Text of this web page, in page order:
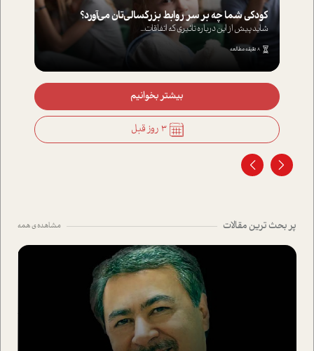
کودکی شما چه بر سر روابط بزرگسالی‌تان می‌آورد؟
شاید پیش از این درباره تاثیری که اتفاقات...
8 دقیقه مطالعه
بیشتر بخوانیم
3 روز قبل
پر بحث ترین مقالات مشاهده ی همه